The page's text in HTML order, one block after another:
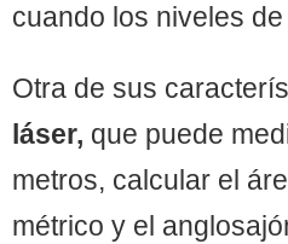
cuando los niveles
Otra de sus
láser, que puede
metros, calcular el
métrico y el